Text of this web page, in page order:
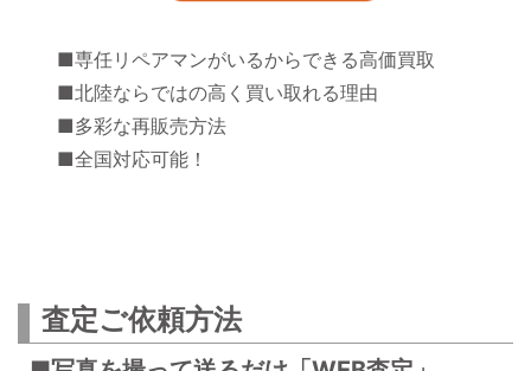
■専任リペアマンがいるからできる高価買取
■北陸ならではの高く買い取れる理由
■多彩な再販売方法
■全国対応可能！
査定ご依頼方法